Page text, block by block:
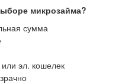
микрозайма?
сумма
эл. кошелек